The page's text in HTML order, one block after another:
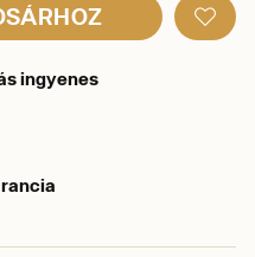
ingyenes